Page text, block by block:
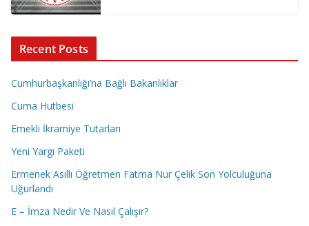
Recent Posts
Cumhurbaşkanlığı’na Bağlı Bakanlıklar
Cuma Hutbesi
Emekli İkramiye Tutarları
Yeni Yargı Paketi
Ermenek Asıllı Öğretmen Fatma Nur Çelik Son Yolculuğuna
Uğurlandı
E – İmza Nedir Ve Nasıl Çalışır?